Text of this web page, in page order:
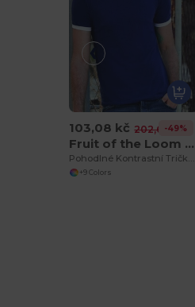
103,08 kč 202,68 kč
-49%
Fruit of the Loom SS168
Pohodlné Kontrastní Tričko s Rukávy
+9 Colors